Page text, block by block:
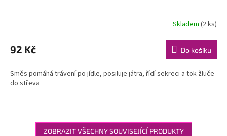
Skladem (2 ks)
92 Kč Do košíku
Směs pomáhá trávení po jídle, posiluje játra, řídí sekreci a tok žluče
do střeva
ZOBRAZIT VŠECHNY SOUVISEJÍCÍ PRODUKTY